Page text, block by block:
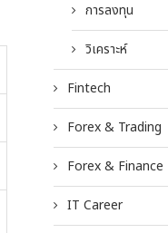
การลงทุน
วิเคราะห์
Fintech
Forex & Trading
Forex & Finance
IT Career